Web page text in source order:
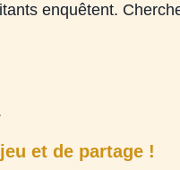
enquêtent.
et de partage !